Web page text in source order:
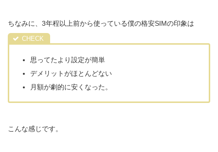
ちなみに、3年程以上前から使っている僕の格安SIMの印象は
思ってたより設定が簡単
デメリットがほとんどない
月額が劇的に安くなった。
こんな感じです。